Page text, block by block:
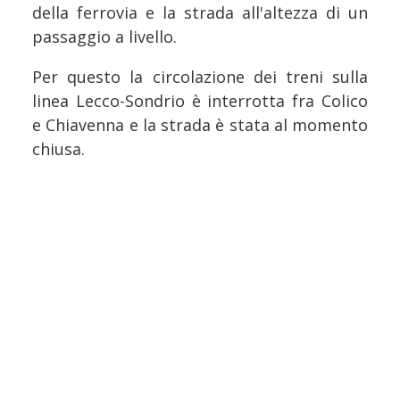
della ferrovia e la strada all'altezza di un
passaggio a livello.
Per questo la circolazione dei treni sulla
linea Lecco-Sondrio è interrotta fra Colico
e Chiavenna e la strada è stata al momento
chiusa.